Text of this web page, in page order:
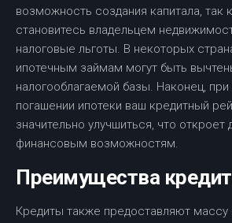
возможность создания капитала, так
становитесь владельцем
налоговые льготы. В некоторых
ипотечным займам могут быть
налогооблагаемой базы. Наконец,
погашении ипотеки ваш кредитный
значительно улучшиться, что откроет
финансовым возможностям.
Преимущества
Кредиты также предоставляют